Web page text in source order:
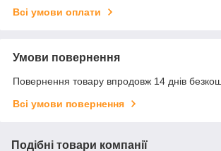
Всі умови оплати
Умови повернення
Повернення товару впродовж 14 днів
Всі умови повернення
Подібні товари компанії